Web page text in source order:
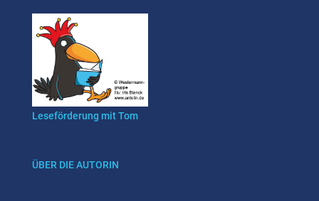
Leseförderung mit Tom
ÜBER DIE AUTORIN